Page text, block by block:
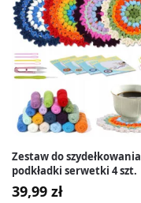
Zestaw do szydełkowania
podkładki serwetki 4 szt.
39,99 zł